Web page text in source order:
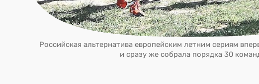
Российская альтернатива европейским летним сериям
и сразу же собрала порядка 30